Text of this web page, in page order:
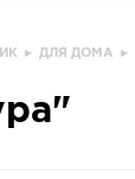
▸ ДЛЯ ДОМА ▸